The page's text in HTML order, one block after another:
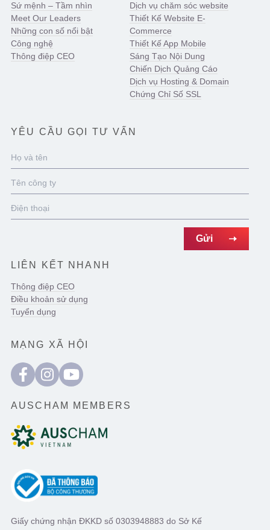
Sứ mệnh – Tầm nhìn
Meet Our Leaders
Những con số nổi bật
Công nghệ
Thông điệp CEO
Dịch vụ chăm sóc website
Thiết Kế Website E-
Commerce
Thiết Kế App Mobile
Sáng Tạo Nội Dung
Chiến Dịch Quảng Cáo
Dịch vụ Hosting & Domain
Chứng Chỉ Số SSL
YÊU CẦU GỌI TƯ VẤN
LIÊN KẾT NHANH
Thông điệp CEO
Điều khoản sử dụng
Tuyển dụng
MẠNG XÃ HỘI
AUSCHAM MEMBERS
Giấy chứng nhận ĐKKD số 0303948883 do Sở Kế